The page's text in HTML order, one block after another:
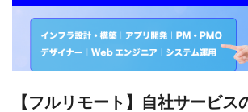
部門からの問い合わせ対応が発生するため
ける人 | 年齢よりも、現場対応力・柔軟性が
=-=-=-=-=-=-=-=-=-=-=-=-=-=--=-=-=-=-=
Dockerなどのコンテナ技術を利用した開発
開発運用経験 ・複数言語でのプログラミング
グラミング経験 ＜求める人物像＞ ・自発的
ムと協議しながら、システムを継続的に改
ート 【参画時期】： 即日～長期 【単価】：
【フルリモート】自社サービス